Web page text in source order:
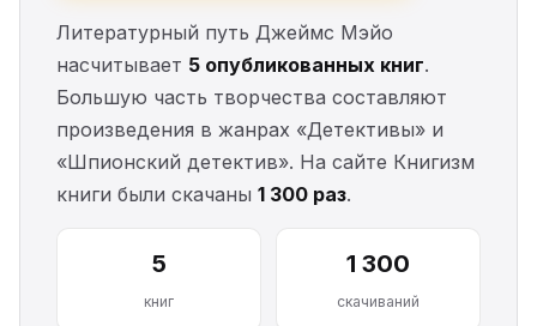
Литературный путь Джеймс Мэйо
насчитывает 5 опубликованных книг.
Большую часть творчества составляют
произведения в жанрах «Детективы» и
«Шпионский детектив». На сайте Книгизм
книги были скачаны 1 300 раз.
5
книг
1 300
скачиваний